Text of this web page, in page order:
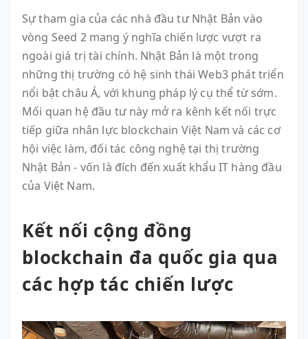
Sự tham gia của các nhà đầu tư Nhật Bản vào
vòng Seed 2 mang ý nghĩa chiến lược vượt ra
ngoài giá trị tài chính. Nhật Bản là một trong
những thị trường có hệ sinh thái Web3 phát triển
nổi bật châu Á, với khung pháp lý cụ thể từ sớm.
Mối quan hệ đầu tư này mở ra kênh kết nối trực
tiếp giữa nhân lực blockchain Việt Nam và các cơ
hội việc làm, đối tác công nghệ tại thị trường
Nhật Bản - vốn là đích đến xuất khẩu IT hàng đầu
của Việt Nam.
Kết nối cộng đồng
blockchain đa quốc gia qua
các hợp tác chiến lược